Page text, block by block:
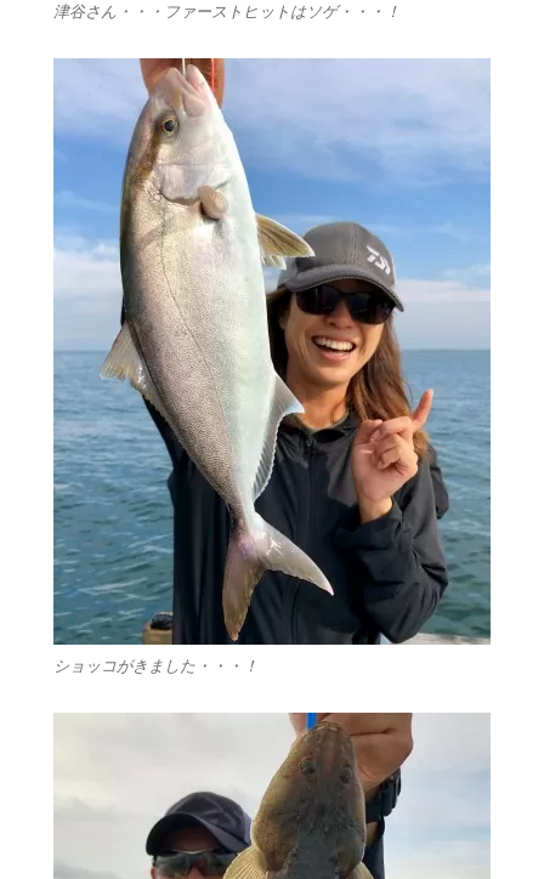
津谷さん・・・ファーストヒットはソゲ・・・！
ショッコがきました・・・！